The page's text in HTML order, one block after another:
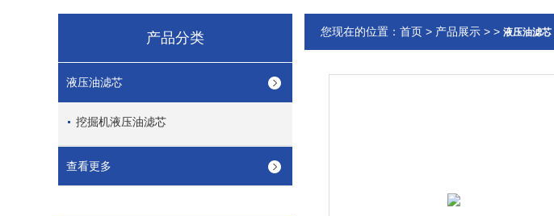
产品分类
液压油滤芯
挖掘机液压油滤芯
查看更多
您现在的位置： 首页 > 产品展示 > > 液压油滤芯